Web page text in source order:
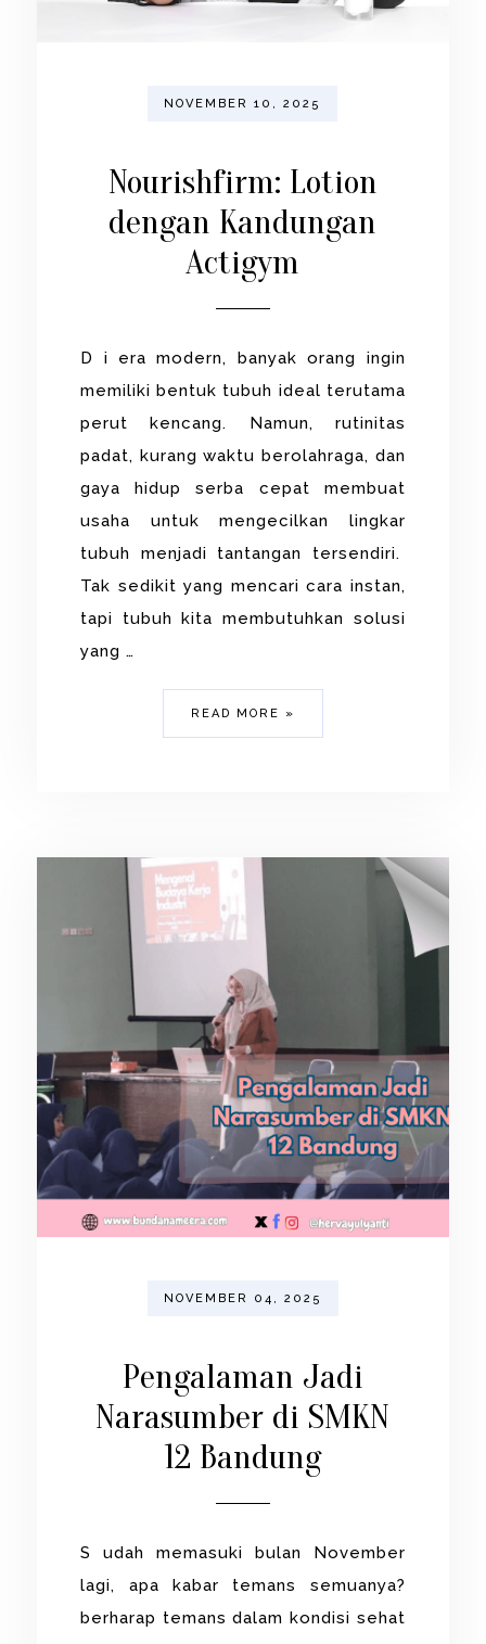
NOVEMBER 10, 2025
Nourishfirm: Lotion
dengan Kandungan
Actigym
D i era modern, banyak orang ingin
memiliki bentuk tubuh ideal terutama
perut kencang. Namun, rutinitas
padat, kurang waktu berolahraga, dan
gaya hidup serba cepat membuat
usaha untuk mengecilkan lingkar
tubuh menjadi tantangan tersendiri.
Tak sedikit yang mencari cara instan,
tapi tubuh kita membutuhkan solusi
yang …
READ MORE »
NOVEMBER 04, 2025
Pengalaman Jadi
Narasumber di SMKN
12 Bandung
S udah memasuki bulan November
lagi, apa kabar temans semuanya?
berharap temans dalam kondisi sehat